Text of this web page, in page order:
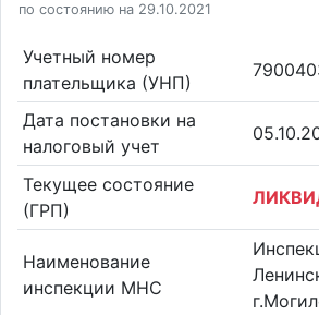
по состоянию на 29.10.2021
Учетный номер
плательщика (УНП)
Дата постановки на
налоговый учет
Текущее состояние
(ГРП)
Наименование
инспекции МНС